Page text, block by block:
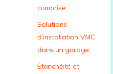
comprise
Solutions
d’installation VMC
dans un garage
Étanchéité et